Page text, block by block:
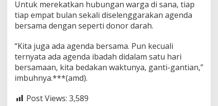
Untuk merekatkan hubungan warga di sana, tiap
tiap empat bulan sekali diselenggarakan agenda
bersama dengan seperti donor darah.
“Kita juga ada agenda bersama. Pun kecuali
ternyata ada agenda ibadah didalam satu hari
bersamaan, kita bedakan waktunya, ganti-gantian,”
imbuhnya.***(amd).
Post Views: 3,589